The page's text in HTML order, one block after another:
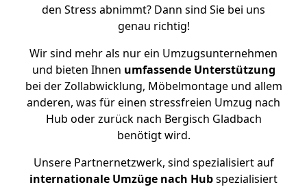
den Stress abnimmt? Dann sind Sie bei uns
genau richtig!
Wir sind mehr als nur ein Umzugsunternehmen
und bieten Ihnen umfassende Unterstützung
bei der Zollabwicklung, Möbelmontage und allem
anderen, was für einen stressfreien Umzug nach
Hub oder zurück nach Bergisch Gladbach
benötigt wird.
Unsere Partnernetzwerk, sind spezialisiert auf
internationale Umzüge nach Hubspezialisiert